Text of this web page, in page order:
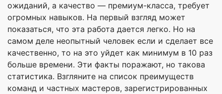
ожиданий, а качество — премиум-класса, требует
огромных навыков. На первый взгляд может
показаться, что эта работа дается легко. Но на
самом деле неопытный человек если и сделает все
качественно, то на это уйдет как минимум в 10 раз
больше времени. Эти факты поражают, но такова
статистика. Взгляните на список преимуществ
команд и частных мастеров, зарегистрированных